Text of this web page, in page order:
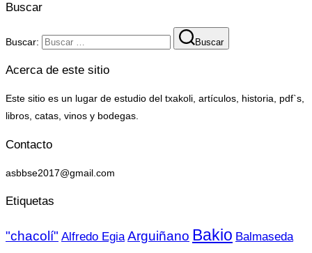
Buscar
Buscar: Buscar
Acerca de este sitio
Este sitio es un lugar de estudio del txakoli, artículos, historia, pdf`s,
libros, catas, vinos y bodegas.
Contacto
asbbse2017@gmail.com
Etiquetas
"chacolí" Alfredo Egia Arguiñano Bakio Balmaseda